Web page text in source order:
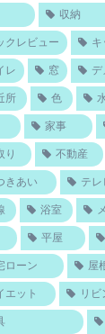
収納
クレビュー キ
レ 窓 デ
所 色
家事
り 不動産
きあい テレ
浴室
平屋
ローン 屋
エット リビ